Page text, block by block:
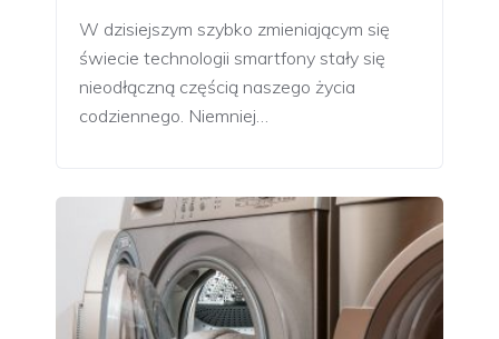
W dzisiejszym szybko zmieniającym się
świecie technologii smartfony stały się
nieodłączną częścią naszego życia
codziennego. Niemniej…